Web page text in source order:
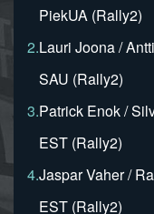
PiekUA (Rally2)
2.Lauri Joona /
SAU (Rally2)
3.Patrick Enok /
EST (Rally2)
4.Jaspar Vaher /
EST (Rally2)